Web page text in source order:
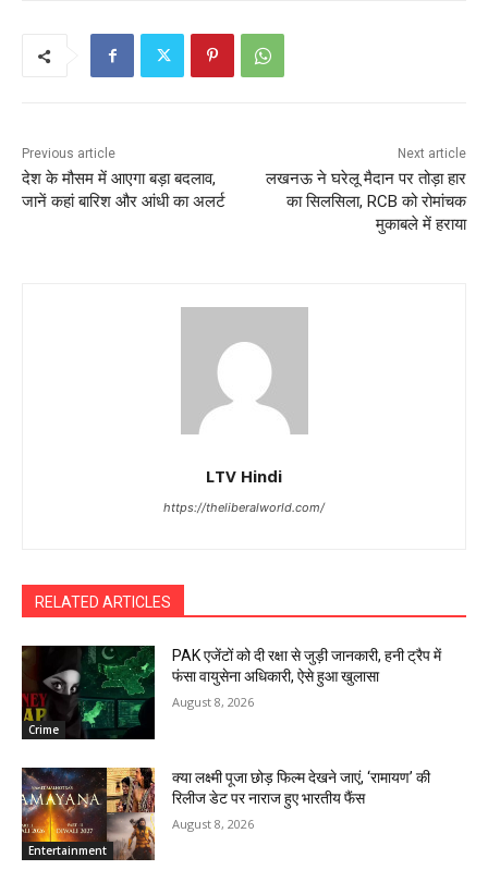
Previous article
देश के मौसम में आएगा बड़ा बदलाव,
जानें कहां बारिश और आंधी का अलर्ट
Next article
लखनऊ ने घरेलू मैदान पर तोड़ा हार
का सिलसिला, RCB को रोमांचक
मुकाबले में हराया
LTV Hindi
https://theliberalworld.com/
RELATED ARTICLES
Crime
PAK एजेंटों को दी रक्षा से जुड़ी जानकारी, हनी ट्रैप में
फंसा वायुसेना अधिकारी, ऐसे हुआ खुलासा
August 8, 2026
Entertainment
क्या लक्ष्मी पूजा छोड़ फिल्म देखने जाएं, ‘रामायण’ की
रिलीज डेट पर नाराज हुए भारतीय फैंस
August 8, 2026